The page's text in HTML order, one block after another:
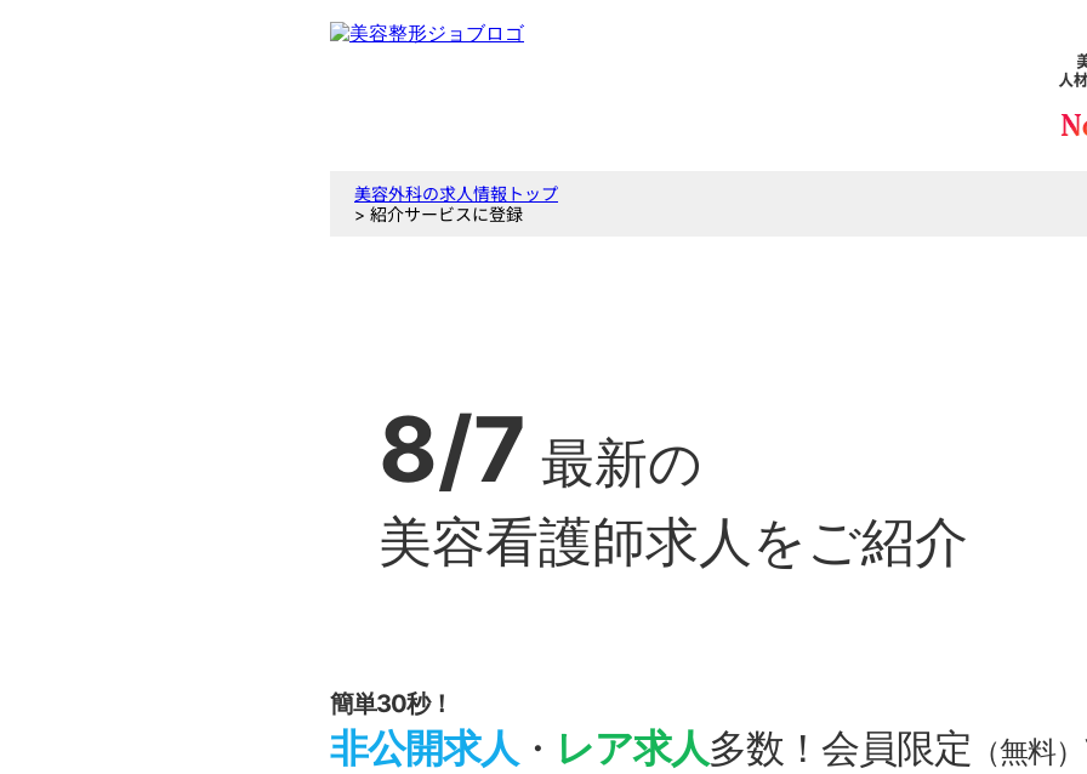
美容外科の求人情報トップ
> 紹介サービスに登録
8/7 最新の
美容看護師求人をご紹介
簡単30秒！
非公開求人 ・ レア求人多数！会員限定 （無料）